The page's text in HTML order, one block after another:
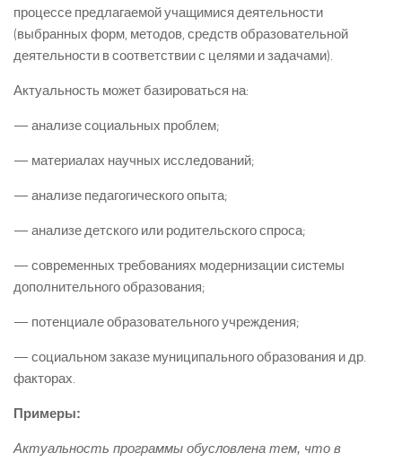
процессе предлагаемой учащимися деятельности
(выбранных форм, методов, средств образовательной
деятельности в соответствии с целями и задачами).
Актуальность может базироваться на:
— анализе социальных проблем;
— материалах научных исследований;
— анализе педагогического опыта;
— анализе детского или родительского спроса;
— современных требованиях модернизации системы
дополнительного образования;
— потенциале образовательного учреждения;
— социальном заказе муниципального образования и др.
факторах.
Примеры:
Актуальность программы обусловлена тем, что в